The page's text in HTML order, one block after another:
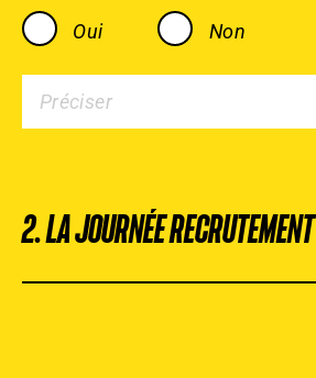
Oui Non
2. LA JOURNÉE RECRUTEMENT